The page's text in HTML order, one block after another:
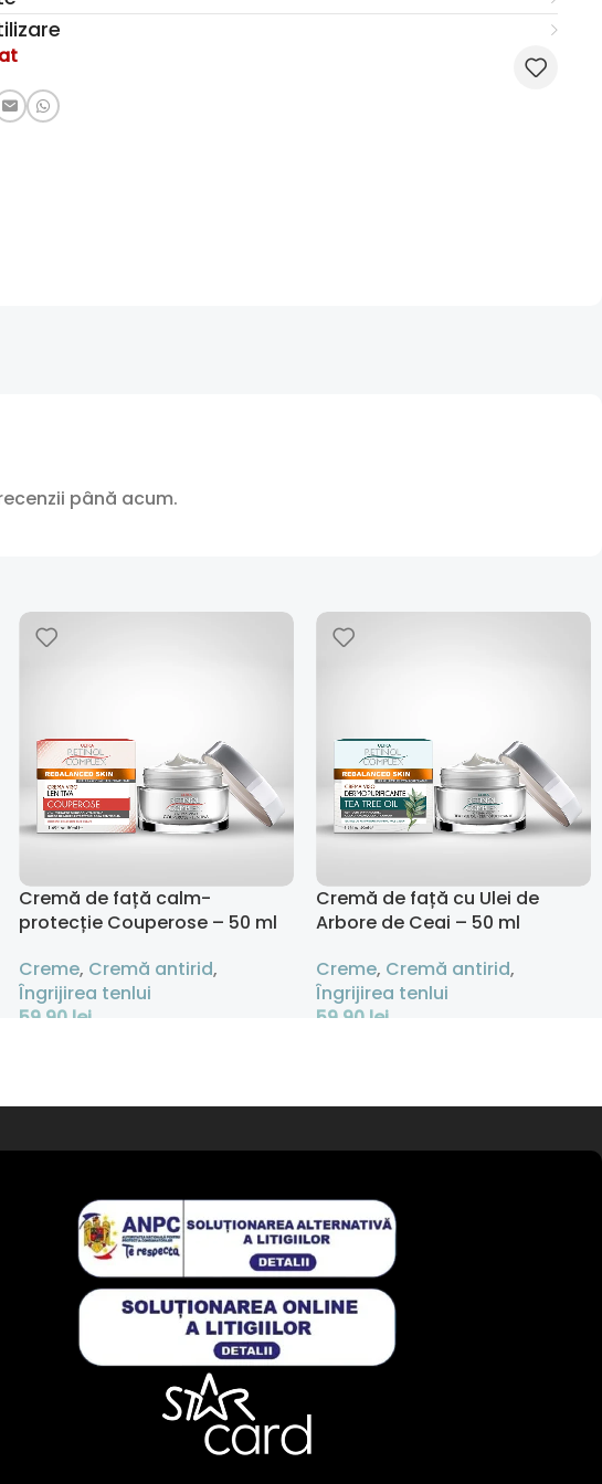
până acum.
Cremă de față calm-
protecție Couperose – 50 ml
Creme, Cremă antirid,
Îngrijirea tenlui
59,90 lei
Cremă de față cu Ulei de
Arbore de Ceai – 50 ml
Creme, Cremă antirid,
Îngrijirea tenlui
59,90 lei